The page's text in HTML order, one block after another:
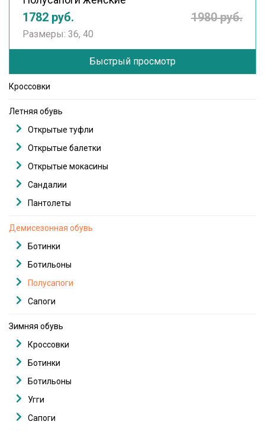
1782 руб. 1980 руб.
Размеры: 36, 40
Быстрый просмотр
Кроссовки
Летняя обувь
Открытые туфли
Открытые балетки
Открытые мокасины
Сандалии
Пантолеты
Демисезонная обувь
Ботинки
Ботильоны
Полусапоги
Сапоги
Зимняя обувь
Кроссовки
Ботинки
Ботильоны
Угги
Сапоги